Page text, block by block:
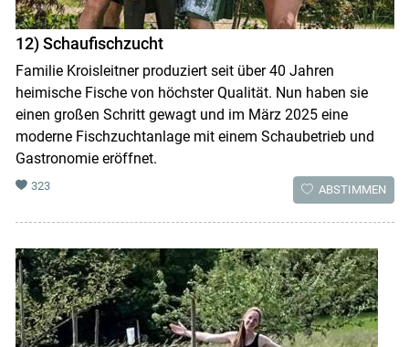
12) Schaufischzucht
Familie Kroisleitner produziert seit über 40 Jahren
heimische Fische von höchster Qualität. Nun haben sie
einen großen Schritt gewagt und im März 2025 eine
moderne Fischzuchtanlage mit einem Schaubetrieb und
Gastronomie eröffnet.
323 ABSTIMMEN